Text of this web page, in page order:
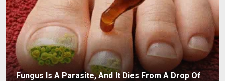
Fungus Is A Parasite, And It Dies From A Drop Of